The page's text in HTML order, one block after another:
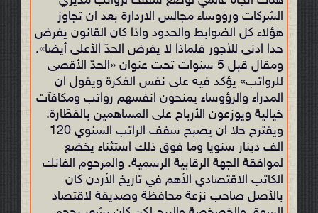
الشركات ورؤوساء مجالس الاردارة بعد ان تجاوز
هؤلاء كل الضوابط والحدود واذا كان القانون يفرض
حدا ادنى للأجور فلماذا لا يفرض الحدّ الأعلى أيضا».
ومقال قبل 5 سنوات تحت عنوان «الحدّ الأقصى
للرواتب» يؤكد فيه على نفس الفكرة ويقول ان
المدراء والرؤوساء يمنحون انفسهم رواتب ومكافآت
خيالية ويوزعون الأرباح على المساهمين بالقطّارة.
ويقترح حلا ان يصبح سفف الراتب السنوي 120
الف دينار سنويا وما فوق ذلك استثناء يخضع
لموافقة الجهة الرقابية الرسمية. والمرحوم الفانك
الكاتب الاقتصادي الأهم في تاريخ الأردن كان
بالأصل صاحب نزعة محافظة وصديقة لاقتصاد